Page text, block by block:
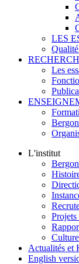
LES
Les
L'institut
Projets
Actualités et
English